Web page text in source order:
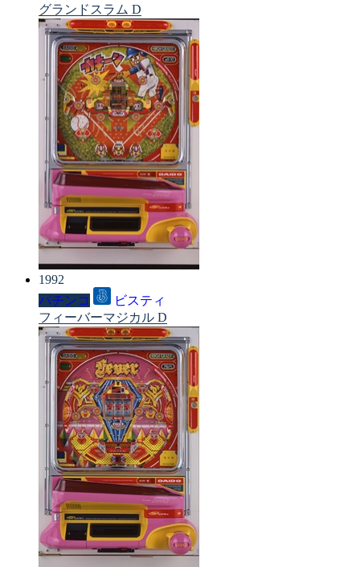
グランドスラム D
1992
パチンコ
ビスティ
フィーバーマジカル D